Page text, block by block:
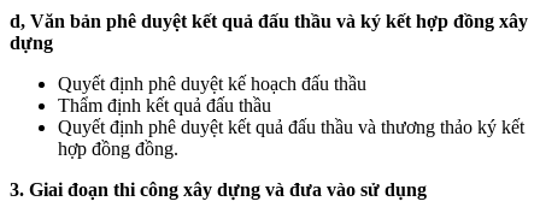
d, Văn bản phê duyệt kết quả đấu thầu và ký kết hợp đồng xây
dựng
Quyết định phê duyệt kế hoạch đấu thầu
Thẩm định kết quả đấu thầu
Quyết định phê duyệt kết quả đấu thầu và thương thảo ký kết
hợp đồng đồng.
3. Giai đoạn thi công xây dựng và đưa vào sử dụng